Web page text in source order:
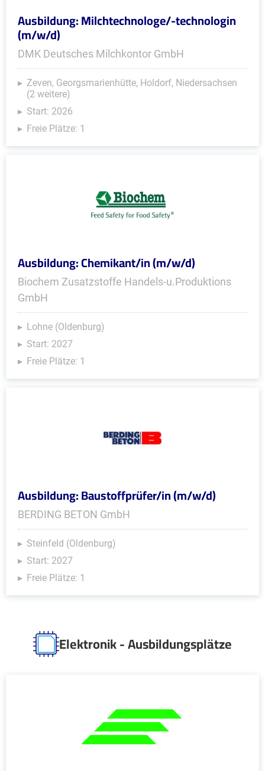
Ausbildung: Milchtechnologe/-technologin
(m/w/d)
DMK Deutsches Milchkontor GmbH
Zeven, Georgsmarienhütte, Holdorf, Niedersachsen
(2 weitere)
Start: 2026
Freie Plätze: 1
Ausbildung: Chemikant/in (m/w/d)
Biochem Zusatzstoffe Handels-u.Produktions
GmbH
Lohne (Oldenburg)
Start: 2027
Freie Plätze: 1
Ausbildung: Baustoffprüfer/in (m/w/d)
BERDING BETON GmbH
Steinfeld (Oldenburg)
Start: 2027
Freie Plätze: 1
Elektronik - Ausbildungsplätze